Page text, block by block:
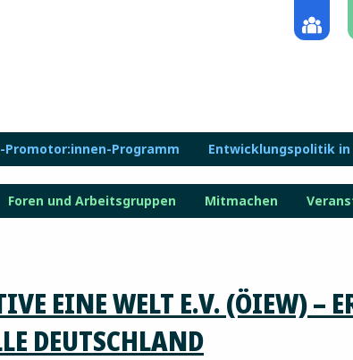
Promotor:innen-Programm Entwicklungspolitik in
Foren und Arbeitsgruppen Mitmachen
EINE WELT E.V. (ÖIEW) –
DEUTSCHLAND